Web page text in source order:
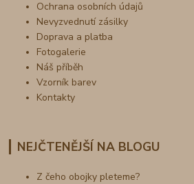
Ochrana osobních údajů
Nevyzvednutí zásilky
Doprava a platba
Fotogalerie
Náš příběh
Vzorník barev
Kontakty
NEJČTENĚJŠÍ NA BLOGU
Z čeho obojky pleteme?